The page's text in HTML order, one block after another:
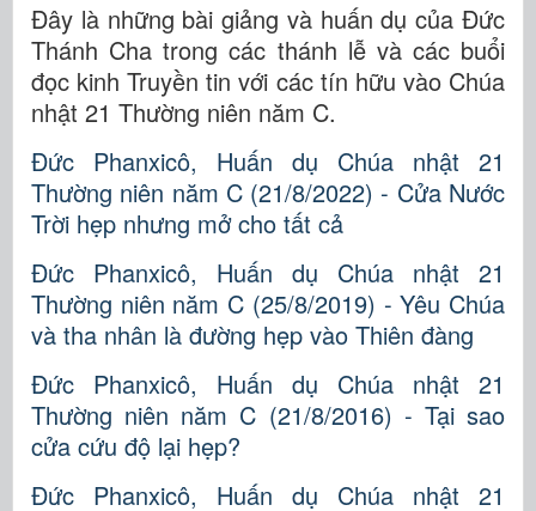
Đây là những bài giảng và huấn dụ của Đức
Thánh Cha trong các thánh lễ và các buổi
đọc kinh Truyền tin với các tín hữu vào Chúa
nhật 21 Thường niên năm C.
Đức Phanxicô, Huấn dụ Chúa nhật 21
Thường niên năm C (21/8/2022) - Cửa Nước
Trời hẹp nhưng mở cho tất cả
Đức Phanxicô, Huấn dụ Chúa nhật 21
Thường niên năm C (25/8/2019) - Yêu Chúa
và tha nhân là đường hẹp vào Thiên đàng
Đức Phanxicô, Huấn dụ Chúa nhật 21
Thường niên năm C (21/8/2016) - Tại sao
cửa cứu độ lại hẹp?
Đức Phanxicô, Huấn dụ Chúa nhật 21